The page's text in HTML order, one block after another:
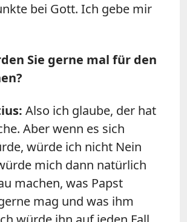
bei Gott. Ich gebe mir
Sie gerne mal für den
Also ich glaube, der hat
Aber wenn es sich
würde ich nicht Nein
mich dann natürlich
machen, was Papst
mag und was ihm